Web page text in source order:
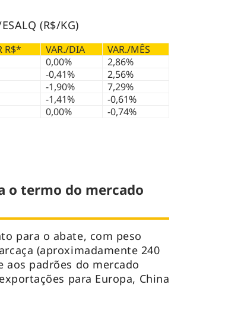
(R$/KG)
R$* VAR./DIA
VAR./MÊS
0,00%
2,86%
-0,41%
2,56%
-1,90%
7,29%
-1,41%
-0,61%
0,00% -0,74%
o termo do mercado
para o abate, com peso
(aproximadamente 240
aos padrões do mercado
para Europa, China